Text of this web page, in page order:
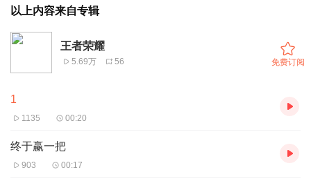
以上内容来自专辑
王者荣耀
5.69万 56 免费订阅
1
1135 00:20
终于赢一把
903 00:17